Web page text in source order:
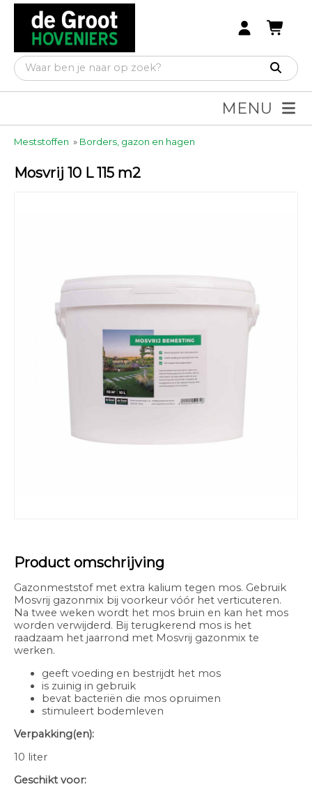
MENU
Meststoffen » Borders, gazon en hagen
Mosvrij 10 L 115 m2
Product omschrijving
Gazonmeststof met extra kalium tegen mos. Gebruik
Mosvrij gazonmix bij voorkeur vóór het verticuteren.
Na twee weken wordt het mos bruin en kan het mos
worden verwijderd. Bij terugkerend mos is het
raadzaam het jaarrond met Mosvrij gazonmix te
werken.
geeft voeding en bestrijdt het mos
is zuinig in gebruik
bevat bacteriën die mos opruimen
stimuleert bodemleven
Verpakking(en):
10 liter
Geschikt voor: